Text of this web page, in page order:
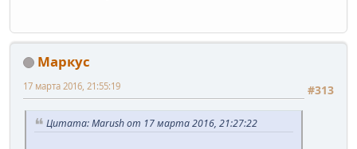
Маркус
#313
17 марта 2016, 21:55:19
Цитата: Marush от 17 марта 2016, 21:27:22